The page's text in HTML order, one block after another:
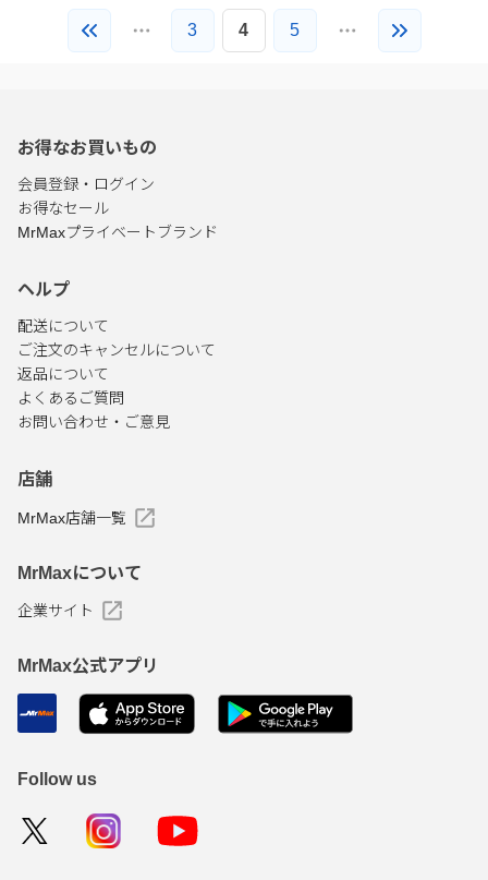
3 4 5
お得なお買いもの
会員登録・ログイン
お得なセール
MrMaxプライベートブランド
ヘルプ
配送について
ご注文のキャンセルについて
返品について
よくあるご質問
お問い合わせ・ご意見
店舗
MrMax店舗一覧
MrMaxについて
企業サイト
MrMax公式アプリ
Follow us